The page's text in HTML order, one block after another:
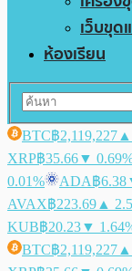
เว็บขุด
ห้องเรียน
BTC฿2,119,227 ▲
XRP฿35.66▼
0.01%
ADA฿6.38
AVAX฿223.69 ▲
KUB฿20.23▼
BTC฿2,119,227 ▲